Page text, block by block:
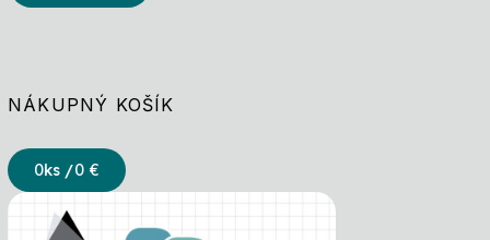
NÁKUPNÝ KOŠÍK
0ks /0 €